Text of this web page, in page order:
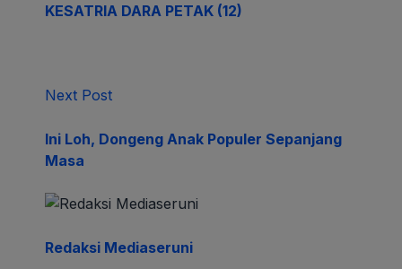
KESATRIA DARA PETAK (12)
Next Post
Ini Loh, Dongeng Anak Populer Sepanjang
Masa
Redaksi Mediaseruni